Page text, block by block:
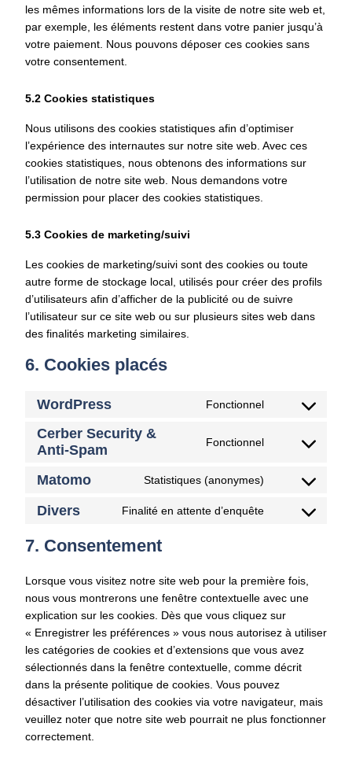
les mêmes informations lors de la visite de notre site web et,
par exemple, les éléments restent dans votre panier jusqu’à
votre paiement. Nous pouvons déposer ces cookies sans
votre consentement.
5.2 Cookies statistiques
Nous utilisons des cookies statistiques afin d’optimiser
l’expérience des internautes sur notre site web. Avec ces
cookies statistiques, nous obtenons des informations sur
l’utilisation de notre site web. Nous demandons votre
permission pour placer des cookies statistiques.
5.3 Cookies de marketing/suivi
Les cookies de marketing/suivi sont des cookies ou toute
autre forme de stockage local, utilisés pour créer des profils
d’utilisateurs afin d’afficher de la publicité ou de suivre
l’utilisateur sur ce site web ou sur plusieurs sites web dans
des finalités marketing similaires.
6. Cookies placés
WordPress Fonctionnel
Consent
service
Cerber Security &
Anti-Spam
Fonctionnel
Consent
service
cerber-
spam
Matomo Statistiques (anonymes)
Consent
Divers Finalité en attente d’enquête
Consent
divers
7. Consentement
Lorsque vous visitez notre site web pour la première fois,
nous vous montrerons une fenêtre contextuelle avec une
explication sur les cookies. Dès que vous cliquez sur
« Enregistrer les préférences » vous nous autorisez à utiliser
les catégories de cookies et d’extensions que vous avez
sélectionnés dans la fenêtre contextuelle, comme décrit
dans la présente politique de cookies. Vous pouvez
désactiver l’utilisation des cookies via votre navigateur, mais
veuillez noter que notre site web pourrait ne plus fonctionner
correctement.